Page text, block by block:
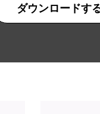
ダウンロードす